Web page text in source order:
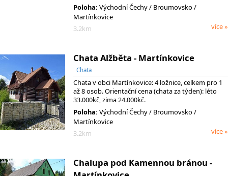
Poloha: Východní Čechy/ Broumovsko /
Martínkovice
3.2km
více »
Chata Alžběta - Martínkovice
Chata
Chata v obci Martínkovice: 4 ložnice, celkem pro 1
až 8 osob. Orientační cena (chata za týden): léto
33.000kč, zima 24.000kč.
Poloha: Východní Čechy/ Broumovsko /
Martínkovice
3.2km
více »
Chalupa pod Kamennou bránou -